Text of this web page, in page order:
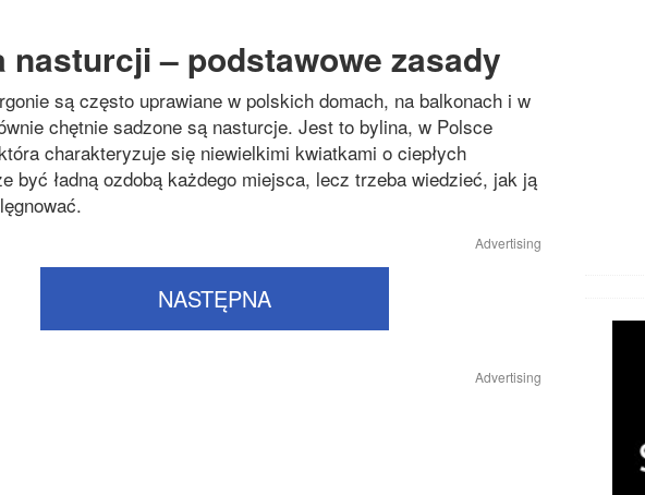
nasturcji – podstawowe zasady
są często uprawiane w polskich domach, na balkonach i w
chętnie sadzone są nasturcje. Jest to bylina, w Polsce
charakteryzuje się niewielkimi kwiatkami o ciepłych
być ładną ozdobą każdego miejsca, lecz trzeba wiedzieć, jak ją
Advertising
NASTĘPNA
Advertising